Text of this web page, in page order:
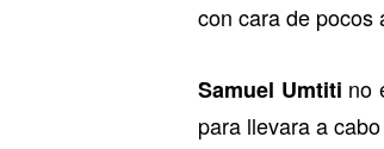
con cara de pocos
Samuel Umtiti no
para llevara a